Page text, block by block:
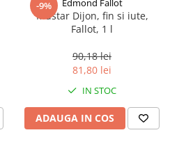
-9% Edmond Fallot
Mustar Dijon, fin si iute,
Fallot, 1 l
90,18 lei
81,80 lei
IN STOC
ADAUGA IN COS